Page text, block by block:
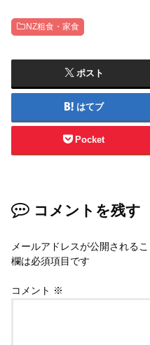
NZ粗食・家食
ポスト
はてブ
Pocket
コメントを残す
メールアドレスが公開されるこ
欄は必須項目です
コメント ※